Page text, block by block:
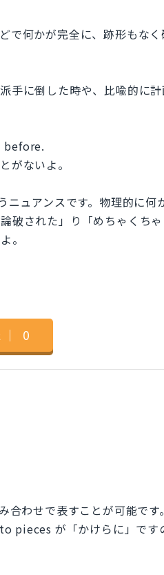
で何かが完全に、跡形もな
手に倒した時や、比喩的に
before.
がないよ。
ュアンスです。物理的に何
破された」り「めちゃくち
。
｜ 0
わせで表すことが可能です
pieces が「かけらに」です